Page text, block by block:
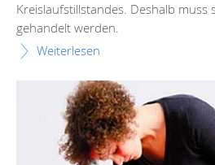
Kreislaufstillstandes. Deshalb muss
gehandelt werden.
Weiterlesen